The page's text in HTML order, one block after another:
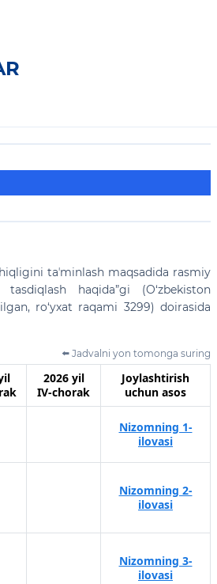
taʼminlash maqsadida rasmiy
haqida”gi (O‘zbekiston
ro‘yxat raqami 3299) doirasida
⬅️ Jadvalni yon tomonga suring
2026 yil
IV-chorak
Joylashtirish
uchun asos
Nizomning 1-
ilovasi
Nizomning 2-
ilovasi
Nizomning 3-
ilovasi